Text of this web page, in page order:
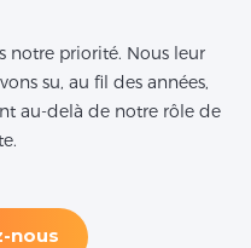
notre priorité. Nous leur
su, au fil des années,
au-delà de notre rôle de
nous